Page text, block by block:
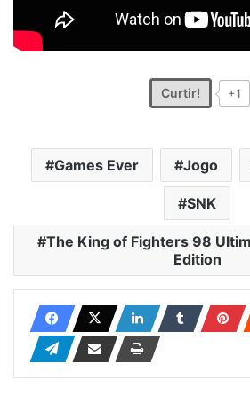
Curtir! +1
Games Ever Jogo
SNK
The King of Fighters 98
Edition